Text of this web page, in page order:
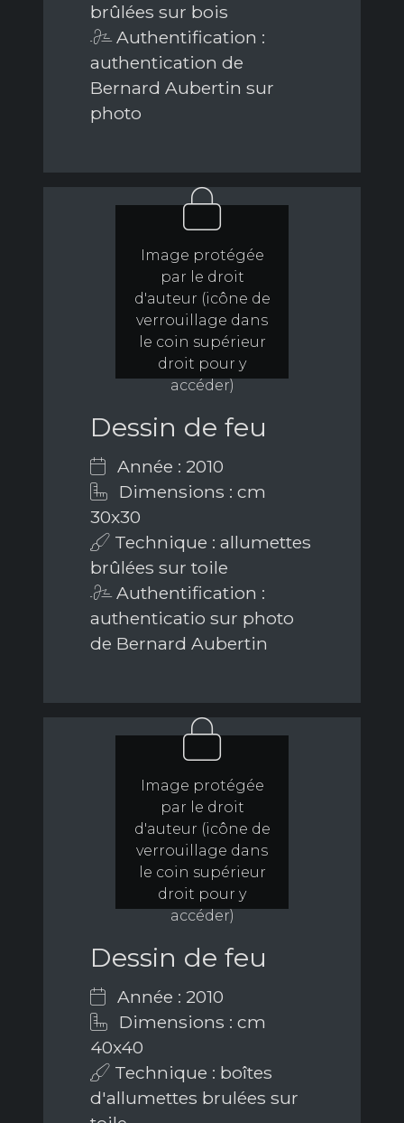
brûlées sur bois
Authentification :
authentication de
Bernard Aubertin sur
photo
Image protégée
par le droit
d'auteur (icône de
verrouillage dans
le coin supérieur
droit pour y
accéder)
Dessin de feu
Année : 2010
Dimensions : cm
30x30
Technique : allumettes
brûlées sur toile
Authentification :
authenticatio sur photo
de Bernard Aubertin
Image protégée
par le droit
d'auteur (icône de
verrouillage dans
le coin supérieur
droit pour y
accéder)
Dessin de feu
Année : 2010
Dimensions : cm
40x40
Technique : boîtes
d'allumettes brulées sur